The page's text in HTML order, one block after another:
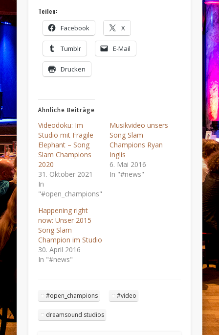
Teilen:
Facebook X
Tumblr E-Mail
Drucken
Ähnliche Beiträge
Videodoku: Im
Studio mit Fragile
Elephant – Song
Slam Champions
2020
31. Oktober 2021
In
"#open_champions"
Musikvideo unsers
Song Slam
Champions Ryan
Inglis
6. Mai 2016
In "#news"
Happening right
now: Unser 2015
Song Slam
Champion im Studio
30. April 2016
In "#news"
#open_champions #video
dreamsound studios